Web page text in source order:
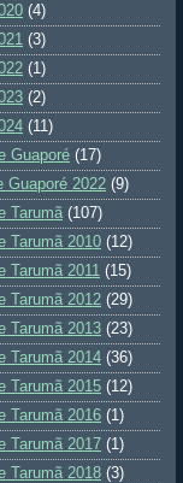
(4)
(3)
(1)
(2)
(11)
Guaporé (17)
Guaporé 2022 (9)
Tarumã (107)
Tarumã 2010 (12)
Tarumã 2011 (15)
Tarumã 2012 (29)
Tarumã 2013 (23)
Tarumã 2014 (36)
Tarumã 2015 (12)
Tarumã 2016 (1)
Tarumã 2017 (1)
Tarumã 2018 (3)